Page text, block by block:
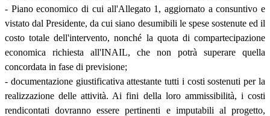
- Piano economico di cui all'Allegato 1, aggiornato a consuntivo e
vistato dal Presidente, da cui siano desumibili le spese sostenute ed il
costo totale dell'intervento, nonché la quota di compartecipazione
economica richiesta all'INAIL, che non potrà superare quella
concordata in fase di previsione;
- documentazione giustificativa attestante tutti i costi sostenuti per la
realizzazione delle attività. Ai fini della loro ammissibilità, i costi
rendicontati dovranno essere pertinenti e imputabili al progetto,